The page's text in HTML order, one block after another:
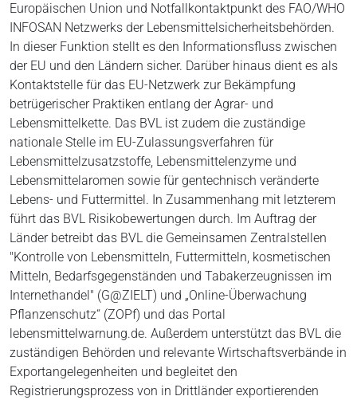
Europäischen Union und Notfallkontaktpunkt des FAO/WHO
INFOSAN Netzwerks der Lebensmittelsicherheitsbehörden.
In dieser Funktion stellt es den Informationsfluss zwischen
der EU und den Ländern sicher. Darüber hinaus dient es als
Kontaktstelle für das EU-Netzwerk zur Bekämpfung
betrügerischer Praktiken entlang der Agrar- und
Lebensmittelkette. Das BVL ist zudem die zuständige
nationale Stelle im EU-Zulassungsverfahren für
Lebensmittelzusatzstoffe, Lebensmittelenzyme und
Lebensmittelaromen sowie für gentechnisch veränderte
Lebens- und Futtermittel. In Zusammenhang mit letzterem
führt das BVL Risikobewertungen durch. Im Auftrag der
Länder betreibt das BVL die Gemeinsamen Zentralstellen
"Kontrolle von Lebensmitteln, Futtermitteln, kosmetischen
Mitteln, Bedarfsgegenständen und Tabakerzeugnissen im
Internethandel" (G@ZIELT) und „Online-Überwachung
Pflanzenschutz“ (ZOPf) und das Portal
lebensmittelwarnung.de. Außerdem unterstützt das BVL die
zuständigen Behörden und relevante Wirtschaftsverbände in
Exportangelegenheiten und begleitet den
Registrierungsprozess von in Drittländer exportierenden